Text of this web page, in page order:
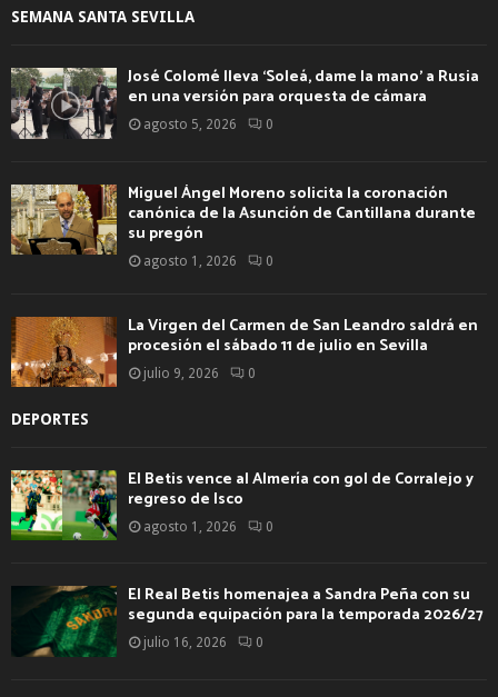
SEMANA SANTA SEVILLA
José Colomé lleva ‘Soleá, dame la mano’ a Rusia
en una versión para orquesta de cámara
agosto 5, 2026 0
Miguel Ángel Moreno solicita la coronación
canónica de la Asunción de Cantillana durante
su pregón
agosto 1, 2026 0
La Virgen del Carmen de San Leandro saldrá en
procesión el sábado 11 de julio en Sevilla
julio 9, 2026 0
DEPORTES
El Betis vence al Almería con gol de Corralejo y
regreso de Isco
agosto 1, 2026 0
El Real Betis homenajea a Sandra Peña con su
segunda equipación para la temporada 2026/27
julio 16, 2026 0